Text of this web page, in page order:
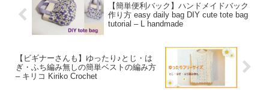
【簡単便利バック】ハンドメイドバック
作り方 easy daily bag DIY cute tote bag
tutorial – L handmade
【ビギナーさんも】ゆったり♪とじ・は
ぎ・ふち編み無しの簡単ベストの編み方
– キリコ Kiriko Crochet